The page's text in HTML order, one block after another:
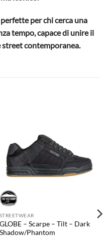
per chi cerca una
tempo, capace di unire il
street contemporanea.
STREETWEAR
GLOBE – Scarpe – Tilt – Dark
Shadow/Phantom